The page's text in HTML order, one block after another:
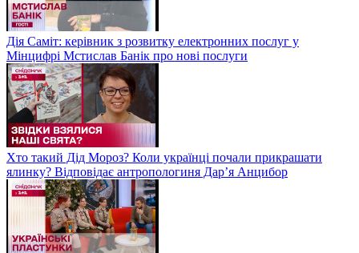
Дія Саміт: керівник з розвитку електронних послуг у
Мінцифрі Мстислав Банік про нові послуги
Хто такий Дід Мороз? Коли українці почали прикрашати
ялинку? Відповідає антропологиня Дарʼя Анцибор